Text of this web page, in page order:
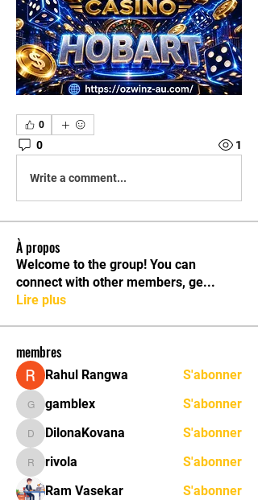
0
0 1
Write a comment...
À propos
Welcome to the group! You can
connect with other members, ge...
Lire plus
membres
Rahul Rangwa S'abonner
gamblex
gamblex S'abonner
DilonaKovana
DilonaKovana S'abonner
rivolarivola
S'abonner
Ram Vasekar
S'abonner